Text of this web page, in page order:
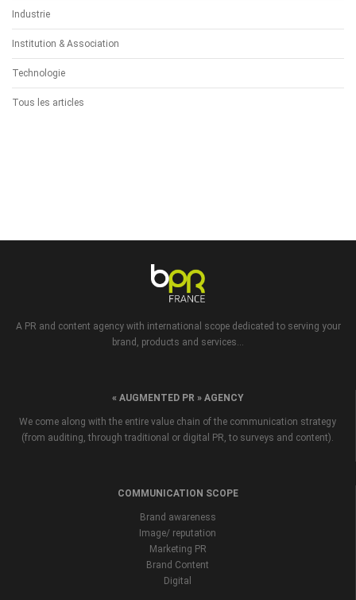
Industrie
Institution & Association
Technologie
Tous les articles
A PR and content agency with international scope dedicated to serving your
brand, products and services...
« AUGMENTED PR » AGENCY
We come along with the entire value chain of the communication strategy
(from auditing, through traditional or digital PR, to surveys and content).
COMMUNICATION SCOPE
Brand awareness
Image/ reputation
Marketing PR
Brand Content
Digital